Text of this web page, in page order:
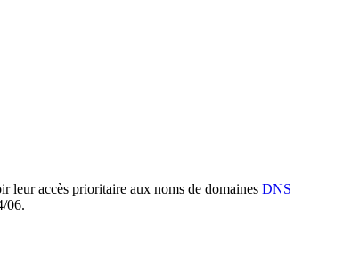
leur accès prioritaire aux noms de domaines DNS
06.